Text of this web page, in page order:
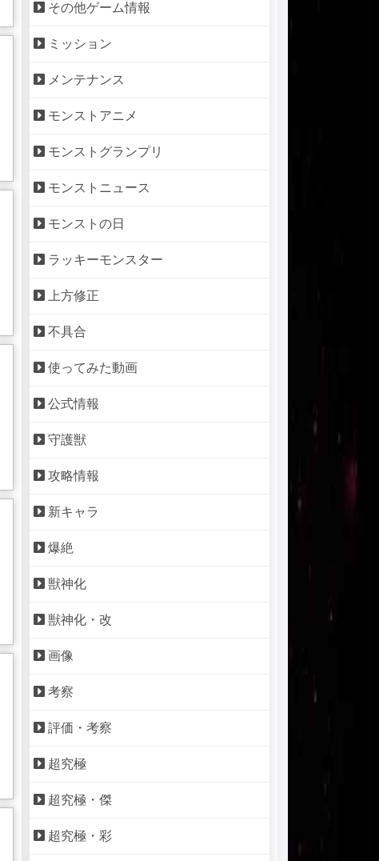
その他ゲーム情報
ミッション
メンテナンス
モンストアニメ
モンストグランプリ
モンストニュース
モンストの日
ラッキーモンスター
上方修正
不具合
使ってみた動画
公式情報
守護獣
攻略情報
新キャラ
爆絶
獣神化
獣神化・改
画像
考察
評価・考察
超究極
超究極・傑
超究極・彩